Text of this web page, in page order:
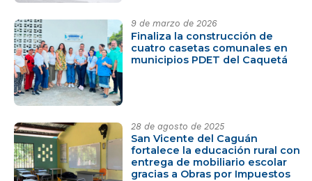
9 de marzo de 2026
Finaliza la construcción de
cuatro casetas comunales en
municipios PDET del Caquetá
28 de agosto de 2025
San Vicente del Caguán
fortalece la educación rural con
entrega de mobiliario escolar
gracias a Obras por Impuestos